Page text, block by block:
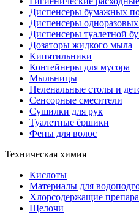
Диспенсеры бумажных
Диспенсеры
Диспенсеры туалетной
Дозаторы жидкого мыла
Кипятильники
Контейнеры для мусора
Мыльницы
Пеленальные столы и
Сенсорные смесители
Сушилки для рук
Туалетные ёршики
Фены для волос
Техническая химия
Кислоты
Материалы для
Хлорсодержащие
Щелочи